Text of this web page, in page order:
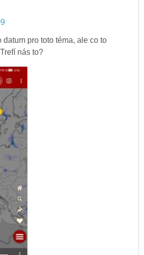
datum pro toto téma, ale co to
nás to?